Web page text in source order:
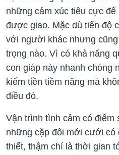
những cảm xúc tiêu cực
được giao. Mặc dù tiến độ
với người khác nhưng
trọng nào. Vì có khả năng
con giáp này nhanh chóng
kiếm tiền tiềm năng mà
điều đó.
Vận trình tình cảm có điểm
những cặp đôi mới cưới có
thiết, thậm chí là thời gian